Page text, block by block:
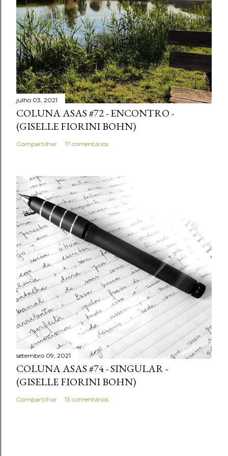
e
n
t
á
r
i
o
julho 03, 2021
COLUNA ASAS #72 - ENCONTRO -
(GISELLE FIORINI BOHN)
Compartilhar 17 comentários
setembro 09, 2021
COLUNA ASAS #74 - SINGULAR -
(GISELLE FIORINI BOHN)
Compartilhar 13 comentários